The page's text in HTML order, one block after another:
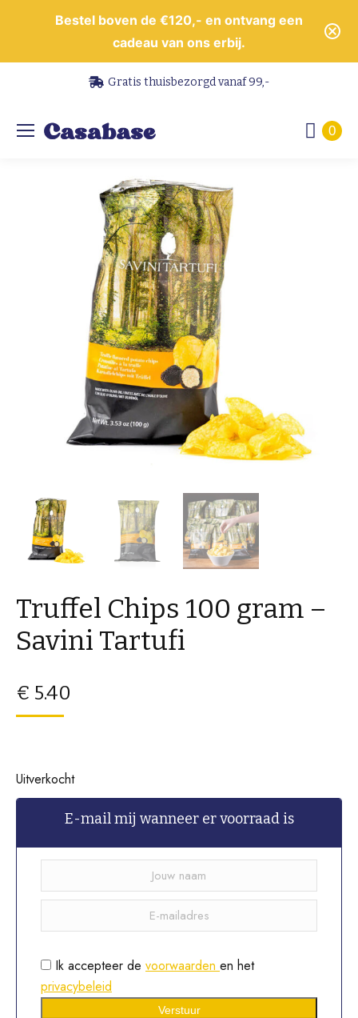
Bestel boven de €120,- en ontvang een
cadeau van ons erbij.
Gratis thuisbezorgd vanaf 99,-
0
Truffel Chips 100 gram –
Savini Tartufi
€ 5.40
Uitverkocht
E-mail mij wanneer er voorraad is
Ik accepteer de voorwaarden en het
privacybeleid
Verstuur